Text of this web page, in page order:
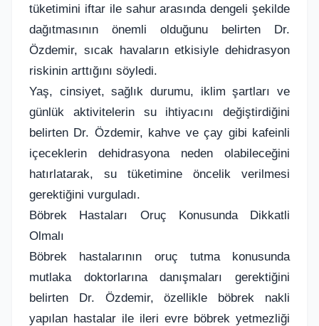
tüketimini iftar ile sahur arasında dengeli şekilde
dağıtmasının önemli olduğunu belirten Dr.
Özdemir, sıcak havaların etkisiyle dehidrasyon
riskinin arttığını söyledi.
Yaş, cinsiyet, sağlık durumu, iklim şartları ve
günlük aktivitelerin su ihtiyacını değiştirdiğini
belirten Dr. Özdemir, kahve ve çay gibi kafeinli
içeceklerin dehidrasyona neden olabileceğini
hatırlatarak, su tüketimine öncelik verilmesi
gerektiğini vurguladı.
Böbrek Hastaları Oruç Konusunda Dikkatli
Olmalı
Böbrek hastalarının oruç tutma konusunda
mutlaka doktorlarına danışmaları gerektiğini
belirten Dr. Özdemir, özellikle böbrek nakli
yapılan hastalar ile ileri evre böbrek yetmezliği